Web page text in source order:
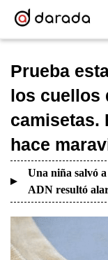
Prueba
los cuellos
camisetas.
hace
Una niña salvó
ADN resultó